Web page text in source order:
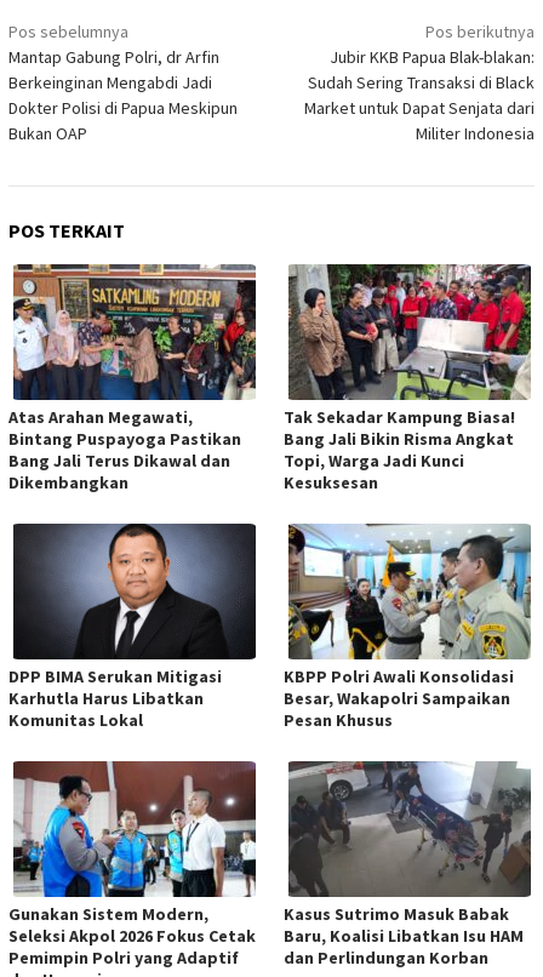
Navigasi
pos
Pos sebelumnya
Mantap Gabung Polri, dr Arfin
Berkeinginan Mengabdi Jadi
Dokter Polisi di Papua Meskipun
Bukan OAP
Pos berikutnya
Jubir KKB Papua Blak-blakan:
Sudah Sering Transaksi di Black
Market untuk Dapat Senjata dari
Militer Indonesia
POS TERKAIT
Atas Arahan Megawati,
Bintang Puspayoga Pastikan
Bang Jali Terus Dikawal dan
Dikembangkan
Tak Sekadar Kampung Biasa!
Bang Jali Bikin Risma Angkat
Topi, Warga Jadi Kunci
Kesuksesan
DPP BIMA Serukan Mitigasi
Karhutla Harus Libatkan
Komunitas Lokal
KBPP Polri Awali Konsolidasi
Besar, Wakapolri Sampaikan
Pesan Khusus
Gunakan Sistem Modern,
Seleksi Akpol 2026 Fokus Cetak
Pemimpin Polri yang Adaptif
Kasus Sutrimo Masuk Babak
Baru, Koalisi Libatkan Isu HAM
dan Perlindungan Korban